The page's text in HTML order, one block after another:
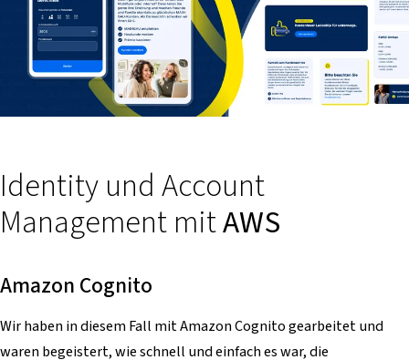
Identity und Account
Management mitAWS
Amazon Cognito
Wir haben in diesem Fall mit Amazon Cognito gearbeitet und
waren begeistert, wie schnell und einfach es war, die